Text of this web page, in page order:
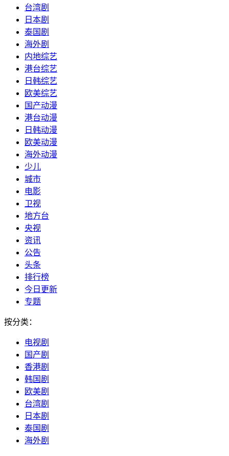
台湾剧
日本剧
泰国剧
海外剧
内地综艺
港台综艺
日韩综艺
欧美综艺
国产动漫
港台动漫
日韩动漫
欧美动漫
海外动漫
少儿
城市
电影
卫视
地方台
央视
资讯
公告
头条
排行榜
今日更新
专题
按分类：
电视剧
国产剧
香港剧
韩国剧
欧美剧
台湾剧
日本剧
泰国剧
海外剧